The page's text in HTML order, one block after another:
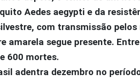
Aedes aegypti e da
com transmissão
amarela segue presente.
600 mortes.
adentra dezembro no